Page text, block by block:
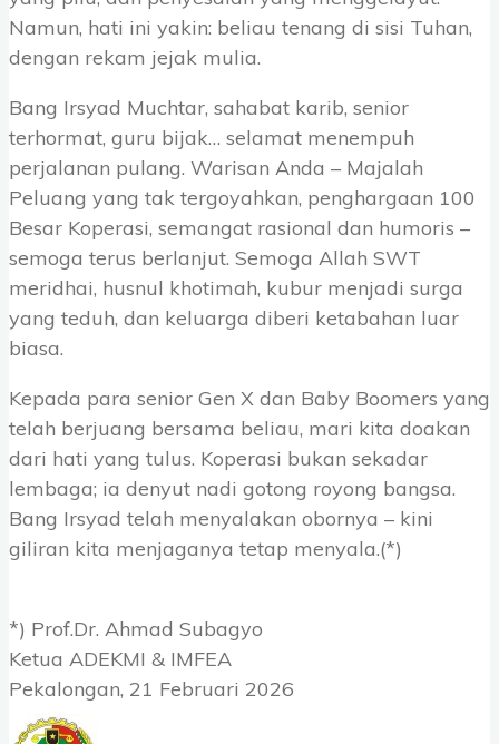
Namun, hati ini yakin: beliau tenang di sisi Tuhan,
dengan rekam jejak mulia.
Bang Irsyad Muchtar, sahabat karib, senior
terhormat, guru bijak… selamat menempuh
perjalanan pulang. Warisan Anda – Majalah
Peluang yang tak tergoyahkan, penghargaan 100
Besar Koperasi, semangat rasional dan humoris –
semoga terus berlanjut. Semoga Allah SWT
meridhai, husnul khotimah, kubur menjadi surga
yang teduh, dan keluarga diberi ketabahan luar
biasa.
Kepada para senior Gen X dan Baby Boomers yang
telah berjuang bersama beliau, mari kita doakan
dari hati yang tulus. Koperasi bukan sekadar
lembaga; ia denyut nadi gotong royong bangsa.
Bang Irsyad telah menyalakan obornya – kini
giliran kita menjaganya tetap menyala.(*)
*) Prof.Dr. Ahmad Subagyo
Ketua ADEKMI & IMFEA
Pekalongan, 21 Februari 2026